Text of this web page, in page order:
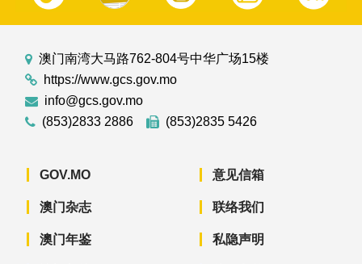
澳门南湾大马路762-804号中华广场15楼
https://www.gcs.gov.mo
info@gcs.gov.mo
(853)2833 2886
(853)2835 5426
GOV.MO
澳门杂志
澳门年鉴
意见信箱
联络我们
私隐声明